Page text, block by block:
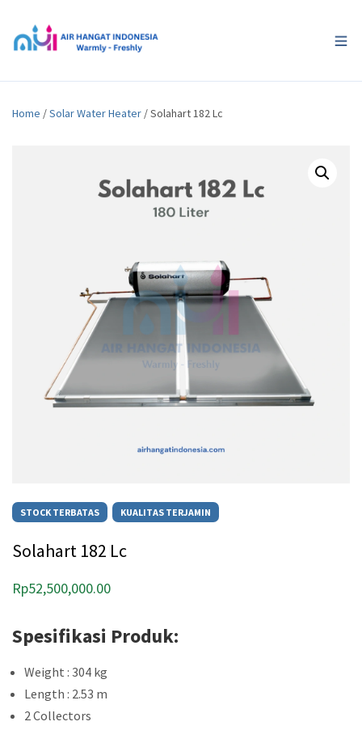
Home /Solar Water Heater / Solahart 182 Lc
STOCK TERBATAS KUALITAS TERJAMIN
Solahart 182 Lc
Rp52,500,000.00
Spesifikasi Produk:
Weight : 304 kg
Length : 2.53 m
2 Collectors